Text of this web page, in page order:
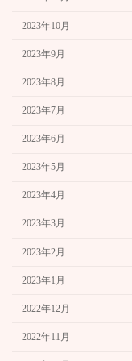
2023年10月
2023年9月
2023年8月
2023年7月
2023年6月
2023年5月
2023年4月
2023年3月
2023年2月
2023年1月
2022年12月
2022年11月